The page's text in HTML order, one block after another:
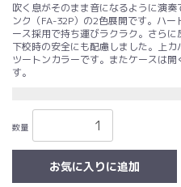
吹く息がそのまま音になるように演
ンク（FA-32P）の2色展開です。ハ
ース採用で持ち運びラクラク。さら
下校時の安全にも配慮しました。上
ツートンカラーです。またケースは
す。
数量